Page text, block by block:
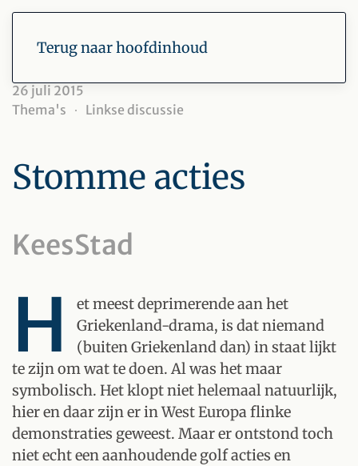
Terug naar hoofdinhoud
26 juli 2015
Thema's
Linkse discussie
Stomme acties
KeesStad
H
et meest deprimerende aan het
Griekenland-drama, is dat niemand
(buiten Griekenland dan) in staat lijkt
te zijn om wat te doen. Al was het maar
symbolisch. Het klopt niet helemaal natuurlijk,
hier en daar zijn er in West Europa flinke
demonstraties geweest. Maar er ontstond toch
niet echt een aanhoudende golf acties en